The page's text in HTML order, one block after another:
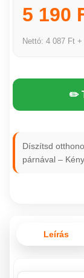
5 190
Nettó: 4 087 Ft
✏️
Díszítsd
párnával –
Leírás